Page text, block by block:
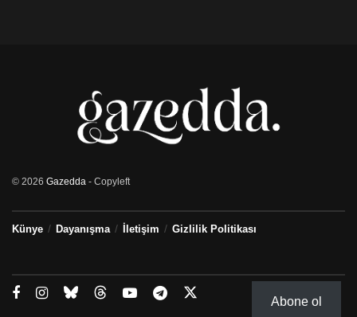
© 2026 Gazedda - Copyleft
Künye Dayanışma İletişim Gizlilik Politikası
Abone ol